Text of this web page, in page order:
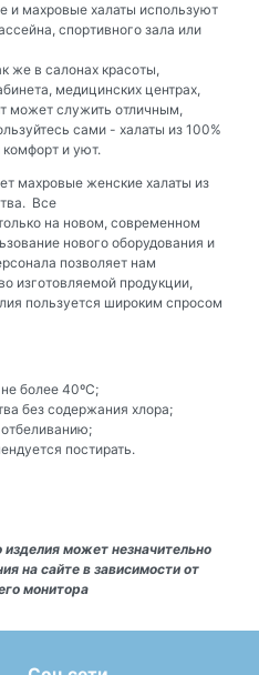
и махровые халаты используют
спортивного зала или
же в салонах красоты,
медицинских центрах,
может служить отличным,
сами - халаты из 100%
и уют.
махровые женские халаты из
Все
на новом, современном
нового оборудования и
позволяет нам
изготовляемой продукции,
пользуется широким спросом
более 40ºС;
без содержания хлора;
постирать.
может незначительно
на сайте в зависимости от
монитора